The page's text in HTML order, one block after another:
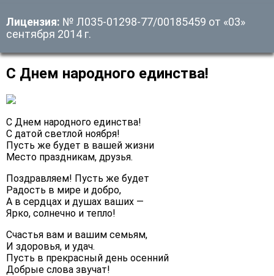
Лицензия: № Л035-01298-77/00185459 от «03»
сентября 2014 г.
С Днем народного единства!
С Днем народного единства!
С датой светлой ноября!
Пусть же будет в вашей жизни
Место праздникам, друзья.
Поздравляем! Пусть же будет
Радость в мире и добро,
А в сердцах и душах ваших —
Ярко, солнечно и тепло!
Счастья вам и вашим семьям,
И здоровья, и удач.
Пусть в прекрасный день осенний
Добрые слова звучат!